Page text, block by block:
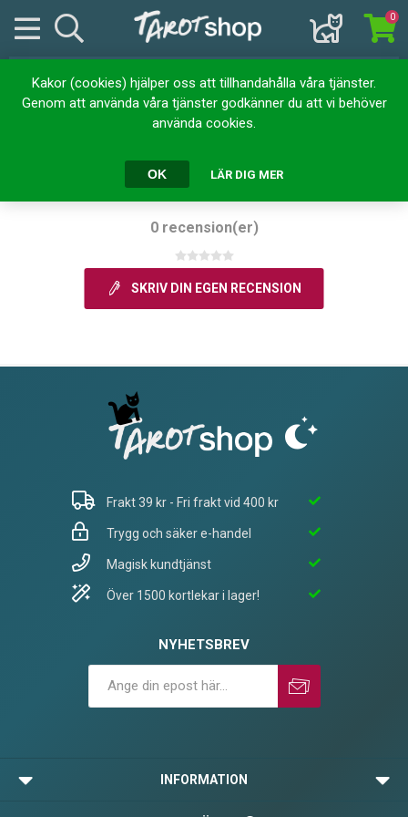
Kakor (cookies) hjälper oss att tillhandahålla våra tjänster.
Genom att använda våra tjänster godkänner du att vi behöver
använda cookies.
OK LÄR DIG MER
0
Produktrecensioner för
Pendel: raketspets – medium
(mässing)
0 recension(er)
SKRIV DIN EGEN RECENSION
Frakt 39 kr - Fri frakt vid 400 kr
Trygg och säker e-handel
Magisk kundtjänst
Över 1500 kortlekar i lager!
NYHETSBREV
INFORMATION